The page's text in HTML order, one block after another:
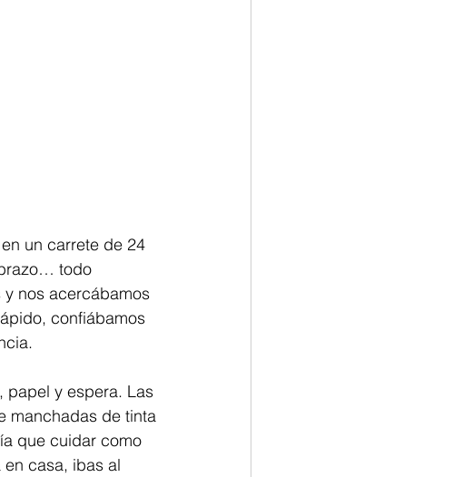
un carrete de 24
todo
nos acercábamos
confiábamos
papel y espera. Las
manchadas de tinta
que cuidar como
casa, ibas al